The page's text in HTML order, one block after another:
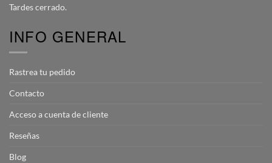
Tardes cerrado.
INFO GENERAL
Rastrea tu pedido
Contacto
Acceso a cuenta de cliente
Reseñas
Blog